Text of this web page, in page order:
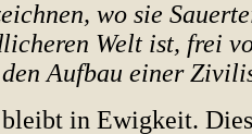
wo sie
Welt ist, frei
Aufbau einer
in Ewigkeit.